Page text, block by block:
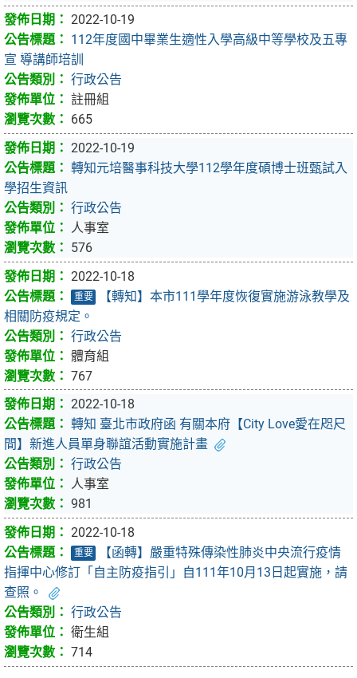
2022-10-19
112年度國中畢業生適性入學高級中等學校及五專
宣 導講師培訓
行政公告
註冊組
665
2022-10-19
轉知元培醫事科技大學112學年度碩博士班甄試入
學招生資訊
行政公告
人事室
576
2022-10-18
重要
【轉知】本市111學年度恢復實施游泳教學及
相關防疫規定。
行政公告
體育組
767
2022-10-18
轉知 臺北市政府函 有關本府【City Love愛在咫尺
間】新進人員單身聯誼活動實施計畫
行政公告
人事室
981
2022-10-18
重要
【函轉】嚴重特殊傳染性肺炎中央流行疫情
指揮中心修訂「自主防疫指引」自111年10月13日起實施，請
查照。
行政公告
衛生組
714